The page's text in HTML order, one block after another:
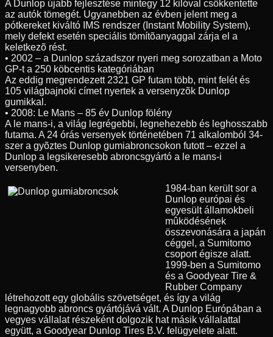
A Dunlop újabb fejlesztése mintegy 12 kilóval csökkentette
az autók tömegét. Ugyanebben az évben jelent meg a
pótkereket kiváltó IMS rendszer (Instant Mobility System),
mely defekt esetén speciális tömítõanyaggal zárja el a
keletkezõ rést.
• 2002 – a Dunlop századszor nyeri meg sorozatban a Moto
GP-t a 250 köbcentis kategóriában
Az eddig megrendezett 2321 GP futam több, mint felét és
105 világbajnoki címet nyertek a versenyzõk Dunlop
gumikkal.
• 2008: Le Mans – 85 év Dunlop fölény
A le mans-i, a világ legrégebbi, legnehezebb és leghosszabb
futama. A 24 órás versenyek történetében 71 alkalomból 34-
szer a gyõztes Dunlop gumiabroncsokon futott – ezzel a
Dunlop a legsikeresebb abroncsgyártó a le mans-i
versenyben.
1984-ban került sor a
Dunlop európai és
egyesült államokbeli
mûködésének
összevonására a japán
céggel, a Sumitomo
csoport égisze alatt.
1999-ben a Sumitomo
és a Goodyear Tire &
Rubber Company
létrehozott egy globális szövetséget, és így a világ
legnagyobb abroncs gyártójává vált. A Dunlop Európában a
vegyes vállalat részeként dolgozik hat másik vállalattal
együtt, a Goodyear Dunlop Tires B.V. felügyelete alatt.